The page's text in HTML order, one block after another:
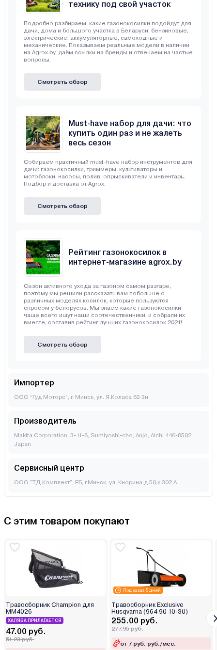
технику под свой участок
Подробно разбираем, какие газонокосилки подойдут для
дачи, дома и большого участка в Беларуси: бензиновые,
электрические, аккумуляторные, самоходные и
механические. Показываем реальные модели в наличии
на Agrox.by, даём ссылки на бренды и отвечаем на частые
вопросы.
Смотреть обзор
Must-have набор для дачи: что
купить один раз и не жалеть
весь сезон
Собираем практичный must-have набор инструментов для
дачи: газонокосилки, триммеры, культиваторы и
мотоблоки, насосы, полив, опрыскиватели и инвентарь.
Подбор и доставка от Agrox.
Смотреть обзор
Рейтинг газонокосилок в
интернет-магазине agrox.by
Сезон активного ухода за газоном самом разгаре,
поэтому мы решили рассказать вам побольше о
различных моделях косилок, которые пользуются
спросом у белорусов. Мы знаем какие газонокосилки
чаще всего ищут наши соотечественники, и собрали их
вместе, составив рейтинг лучших газонокосилок 2021!
Смотреть обзор
Импортер
ООО “Гуд Моторс”, г. Минск, ул. Я.Коласа 63 3н
Производитель
Makita Corporation, 3-11-8, Sumiyoshi-cho, Anjo, Aichi 446-8502,
Japan
Сервисный центр
ООО "ТД Комплект", РБ, г.Минск, ул. Кнорина,д.50,к.302 А
С этим товаром покупают
Травосборник Champion для
MM4026
ХАЛЯВА ПРИЛАГАЕТСЯ
47.00 руб.
51.23 руб.
Под заказ 5 дней
Травосборник Exclusive
Husqvarna (964 90 10-30)
255.00 руб.
277.95 руб.
от 7 руб. руб./мес.